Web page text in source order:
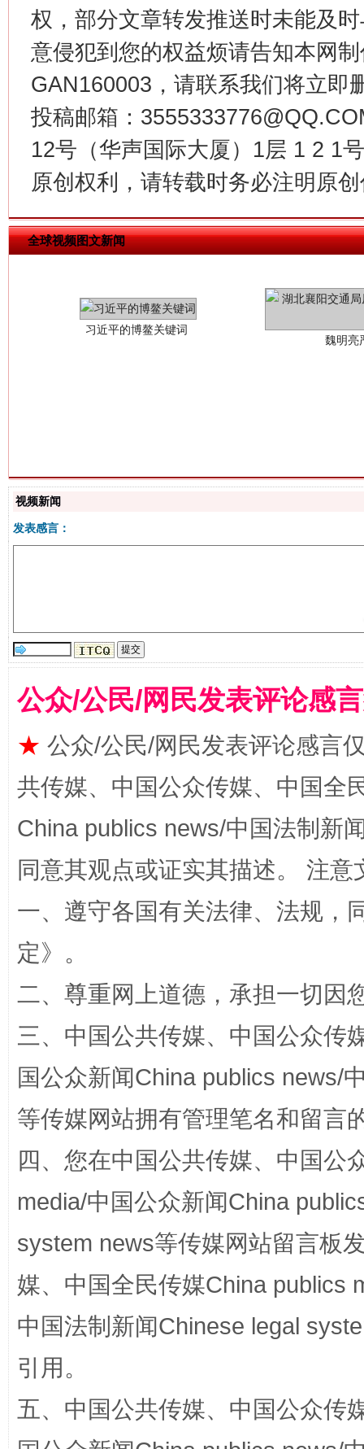
权，部分文章转发推送时未能及
意侵犯到您的权益烦请告知本网
GAN160003，请联系我们将立即
投稿邮箱：
12号（华声国际大厦）1层 1 2 1
原创权利，请转载时务必注明原
全球视频图文新闻
在谋一域中谋全局
今
习近平的博鳌关键词
魏明亮
揭批美国五大"原罪"
解纷+调解+退费，一次搞定
站台名比不上好声名
视频新闻
发表感言：
公众/公民/网民发表评论感
★ 公众/公民/网民发表评论感言
共传媒、中国公众传媒、中国全
China publics news/中国法制新
同意其观点或证实其描述。 注
一、遵守各国有关法律、法规，
定》。
二、尊重网上道德，承担一切因
三、中国公共传媒、中国公众传
国公众新闻China publics news/
等传媒网站拥有管理笔名和留言
四、您在中国公共传媒、中国公
media/中国公众新闻China
system news等传媒网站留言板
媒、中国全民传媒China publics
中国法制新闻Chinese legal
引用。
五、中国公共传媒、中国公众传